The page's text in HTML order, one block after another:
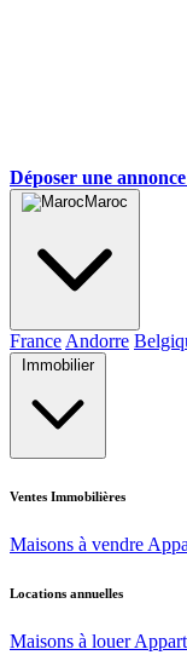
Déposer une annonce
Maroc
France Andorre
Immobilier
Ventes Immobilières
Maisons à vendre
Locations annuelles
Maisons à louer